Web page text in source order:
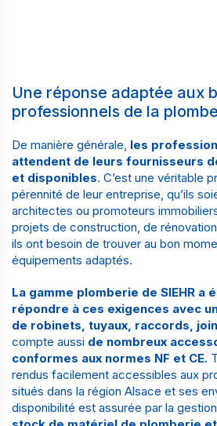
Une réponse adaptée aux
professionnels de la
De manière générale, les
attendent de leurs fournisseurs
et disponibles. C’est une véritable
pérennité de leur entreprise, qu’ils
architectes ou promoteurs
projets de construction, de
ils ont besoin de trouver au bon
équipements adaptés.
La gamme plomberie de SIEHR a
répondre à ces exigences avec
de robinets, tuyaux, raccords,
compte aussi de nombreux
conformes aux normes NF et CE.
rendus facilement accessibles aux
situés dans la région Alsace et ses
disponibilité est assurée par la